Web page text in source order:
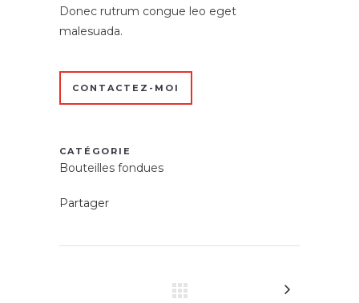
Donec rutrum congue leo eget
malesuada.
CONTACTEZ-MOI
CATÉGORIE
Bouteilles fondues
Partager